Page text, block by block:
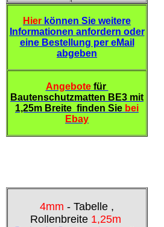
Hier können Sie weitere
Informationen anfordern oder
eine Bestellung per eMail
abgeben
Angebotefür
Bautenschutzmatten BE3 mit
1,25m Breite finden Sie bei
Ebay
4mm - Tabelle ,
Rollenbreite 1,25m